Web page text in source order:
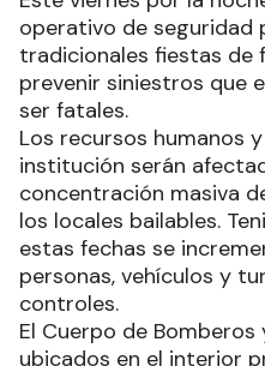
operativo de seguridad
tradicionales fiestas de
prevenir siniestros que
ser fatales.
Los recursos humanos
institución serán
concentración masiva
los locales bailables.
estas fechas se
personas, vehículos y
controles.
El Cuerpo de
ubicados en el interior